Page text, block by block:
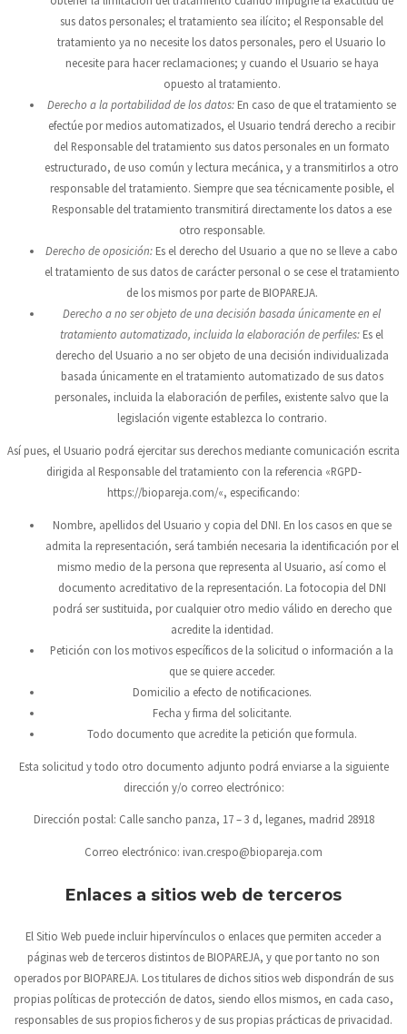
sus datos personales; el tratamiento sea ilícito; el Responsable del
tratamiento ya no necesite los datos personales, pero el Usuario lo
necesite para hacer reclamaciones; y cuando el Usuario se haya
opuesto al tratamiento.
Derecho a la portabilidad de los datos: En caso de que el tratamiento se
efectúe por medios automatizados, el Usuario tendrá derecho a recibir
del Responsable del tratamiento sus datos personales en un formato
estructurado, de uso común y lectura mecánica, y a transmitirlos a otro
responsable del tratamiento. Siempre que sea técnicamente posible, el
Responsable del tratamiento transmitirá directamente los datos a ese
otro responsable.
Derecho de oposición: Es el derecho del Usuario a que no se lleve a cabo
el tratamiento de sus datos de carácter personal o se cese el tratamiento
de los mismos por parte de BIOPAREJA.
Derecho a no ser objeto de una decisión basada únicamente en el
tratamiento automatizado, incluida la elaboración de perfiles: Es el
derecho del Usuario a no ser objeto de una decisión individualizada
basada únicamente en el tratamiento automatizado de sus datos
personales, incluida la elaboración de perfiles, existente salvo que la
legislación vigente establezca lo contrario.
Así pues, el Usuario podrá ejercitar sus derechos mediante comunicación escrita
dirigida al Responsable del tratamiento con la referencia «RGPD-
https://biopareja.com/«, especificando:
Nombre, apellidos del Usuario y copia del DNI. En los casos en que se
admita la representación, será también necesaria la identificación por el
mismo medio de la persona que representa al Usuario, así como el
documento acreditativo de la representación. La fotocopia del DNI
podrá ser sustituida, por cualquier otro medio válido en derecho que
acredite la identidad.
Petición con los motivos específicos de la solicitud o información a la
que se quiere acceder.
Domicilio a efecto de notificaciones.
Fecha y firma del solicitante.
Todo documento que acredite la petición que formula.
Esta solicitud y todo otro documento adjunto podrá enviarse a la siguiente
dirección y/o correo electrónico:
Dirección postal: Calle sancho panza, 17 – 3 d, leganes, madrid 28918
Correo electrónico: ivan.crespo@biopareja.com
Enlaces a sitios web de terceros
El Sitio Web puede incluir hipervínculos o enlaces que permiten acceder a
páginas web de terceros distintos de BIOPAREJA, y que por tanto no son
operados porBIOPAREJA. Los titulares de dichos sitios web dispondrán de sus
propias políticas de protección de datos, siendo ellos mismos, en cada caso,
responsables de sus propios ficheros y de sus propias prácticas de privacidad.